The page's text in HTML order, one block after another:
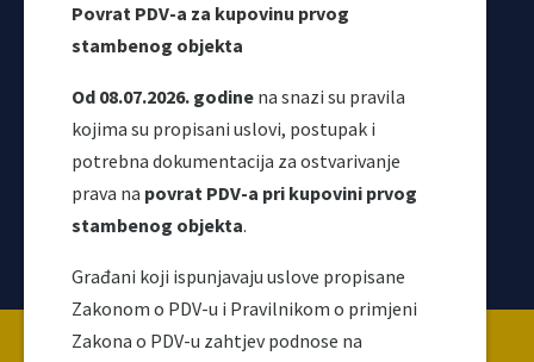
Povrat PDV-a za kupovinu prvog
stambenog objekta
Od 08.07.2026. godine na snazi su pravila
kojima su propisani uslovi, postupak i
potrebna dokumentacija za ostvarivanje
prava na povrat PDV-a pri kupovini prvog
stambenog objekta.
Građani koji ispunjavaju uslove propisane
Zakonom o PDV-u i Pravilnikom o primjeni
Zakona o PDV-u zahtjev podnose na
Odjeljenje za makroekonomsku analizu
Korisni linkovi
Copyright ©2026 Uprava za indirektno / neizravno